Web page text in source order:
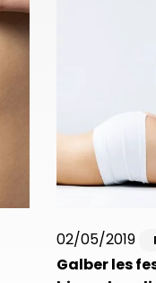
02/05/2019
Galber les